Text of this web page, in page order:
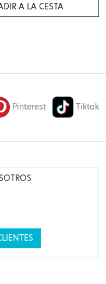
A LA CESTA
Pinterest Tiktok